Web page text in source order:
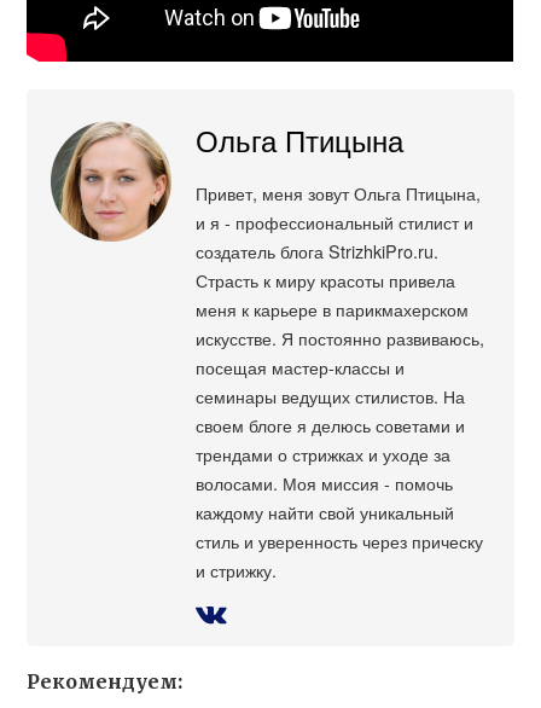
Ольга Птицына
Привет, меня зовут Ольга Птицына,
и я - профессиональный стилист и
создатель блога StrizhkiPro.ru.
Страсть к миру красоты привела
меня к карьере в парикмахерском
искусстве. Я постоянно развиваюсь,
посещая мастер-классы и
семинары ведущих стилистов. На
своем блоге я делюсь советами и
трендами о стрижках и уходе за
волосами. Моя миссия - помочь
каждому найти свой уникальный
стиль и уверенность через прическу
и стрижку.
Рекомендуем: